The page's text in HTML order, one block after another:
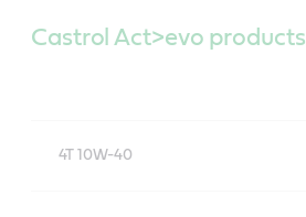
Castrol Act>evo products
4T 10W-40